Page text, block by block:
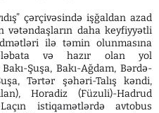
çərçivəsində işğaldan azad
vətəndaşların daha keyfiyyətli
ilə təmin olunmasına
və hazır olan yol
Şuşa, Bakı-Ağdam, Bərdə-
Tərtər şəhəri-Talış kəndi,
Horadiz (Füzuli)-Hadrud
istiqamətlərdə avtobus